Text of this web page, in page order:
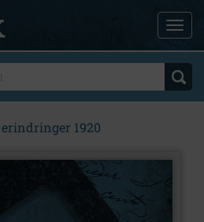
1920